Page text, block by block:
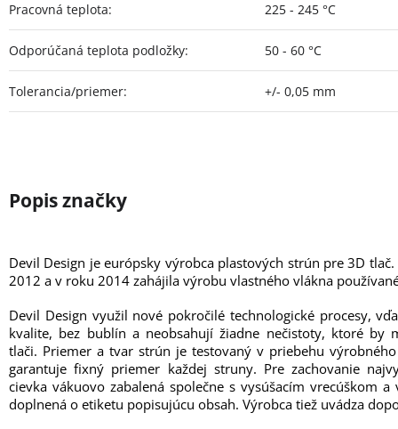
Pracovná teplota: 225 - 245 °C
Odporúčaná teplota podložky: 50 - 60 °C
Tolerancia/priemer: +/- 0,05 mm
Devil Design je európsky výrobca plastových strún pre 3D
2012 a v roku 2014 zahájila výrobu vlastného vlákna
Devil Design využil nové pokročilé technologické procesy,
kvalite, bez bublín a neobsahují žiadne nečistoty, ktoré by
tlači. Priemer a tvar strún je testovaný v priebehu
garantuje fixný priemer každej struny. Pre zachovanie
cievka vákuovo zabalená společne s vysúšacím vrecúškom
doplnená o etiketu popisujúcu obsah. Výrobca tiež uvádza